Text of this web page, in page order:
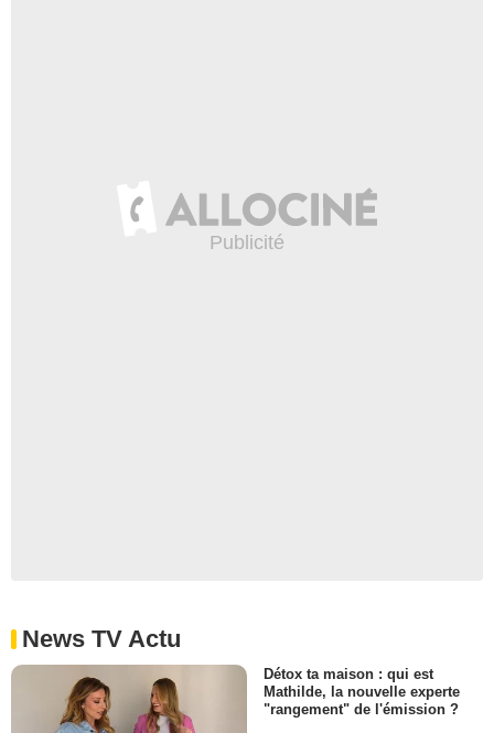
News TV Actu
Détox ta maison : qui est
Mathilde, la nouvelle experte
"rangement" de l'émission ?